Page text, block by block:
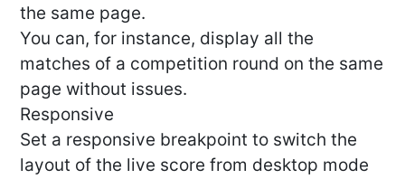
the same page.
You can, for instance, display all the
matches of a competition round on the same
page without issues.
Responsive
Set a responsive breakpoint to switch the
layout of the live score from desktop mode